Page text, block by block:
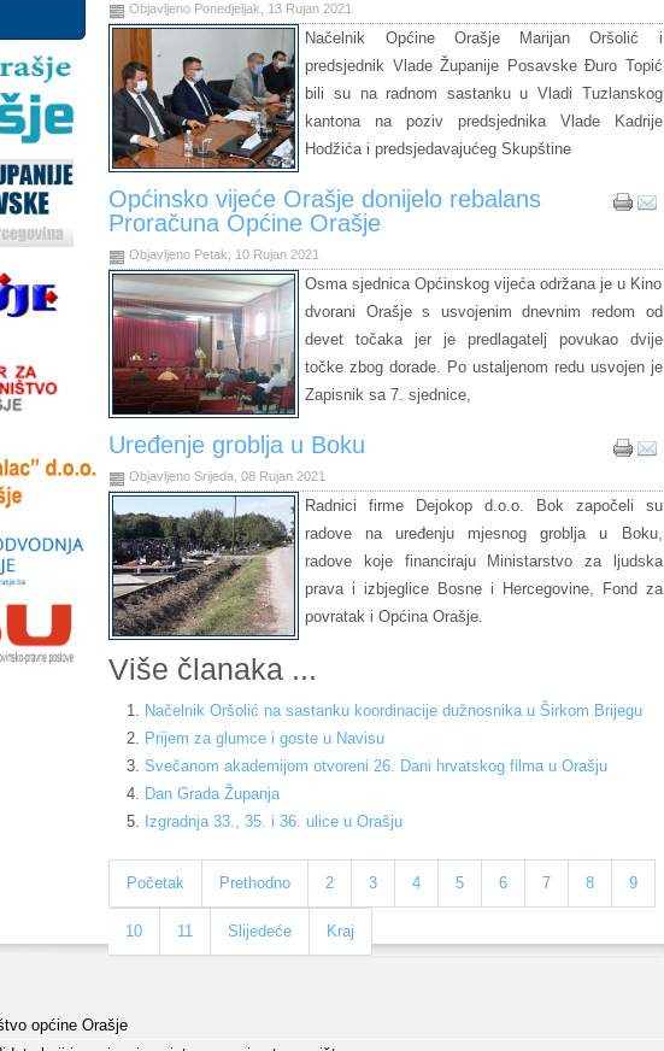
Objavljeno Ponedjeljak, 13 Rujan 2021
Načelnik Općine Orašje Marijan Oršolić i
predsjednik Vlade Županije Posavske Đuro Topić
bili su na radnom sastanku u Vladi Tuzlanskog
kantona na poziv predsjednika Vlade Kadrije
Hodžića i predsjedavajućeg Skupštine
Općinsko vijeće Orašje donijelo rebalans
Proračuna Općine Orašje
Objavljeno Petak, 10 Rujan 2021
Osma sjednica Općinskog vijeća održana je u Kino
dvorani Orašje s usvojenim dnevnim redom od
devet točaka jer je predlagatelj povukao dvije
točke zbog dorade. Po ustaljenom redu usvojen je
Zapisnik sa 7. sjednice,
Uređenje groblja u Boku
Objavljeno Srijeda, 08 Rujan 2021
Radnici firme Dejokop d.o.o. Bok započeli su
radove na uređenju mjesnog groblja u Boku,
radove koje financiraju Ministarstvo za ljudska
prava i izbjeglice Bosne i Hercegovine, Fond za
povratak i Općina Orašje.
Više članaka ...
Načelnik Oršolić na sastanku koordinacije dužnosnika u Širkom Brijegu
Prijem za glumce i goste u Navisu
Svečanom akademijom otvoreni 26. Dani hrvatskog filma u Orašju
Dan Grada Županja
Izgradnja 33., 35. i 36. ulice u Orašju
Početak Prethodno 2 3 4 5 6 7 8 9
10 11 Slijedeće Kraj
općine Orašje